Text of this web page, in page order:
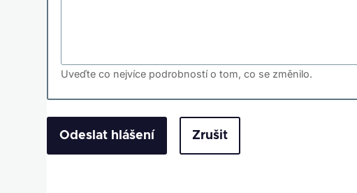
Uveďte co nejvíce podrobností o tom, co se změnilo.
Zrušit